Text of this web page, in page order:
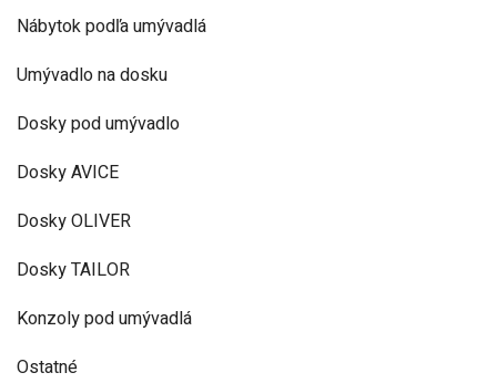
Nábytok podľa umývadlá
Umývadlo na dosku
Dosky pod umývadlo
Dosky AVICE
Dosky OLIVER
Dosky TAILOR
Konzoly pod umývadlá
Ostatné